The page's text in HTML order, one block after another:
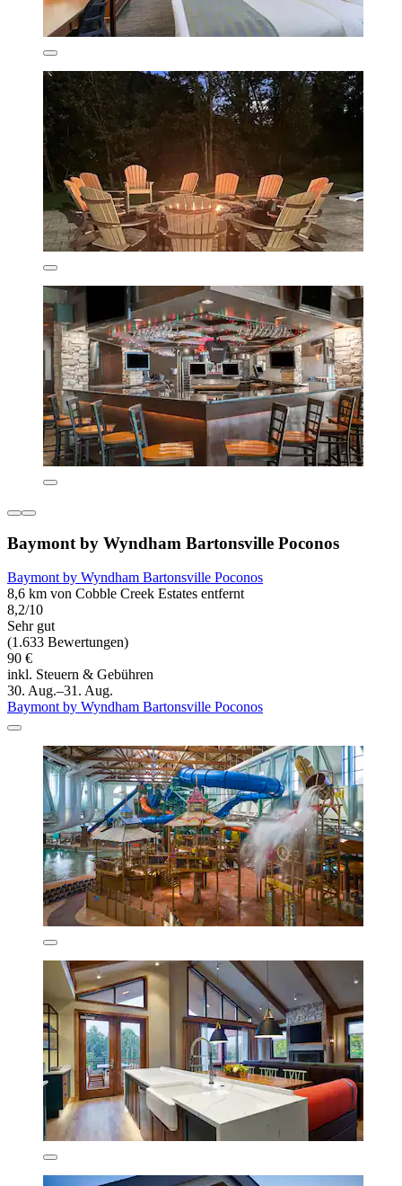
Baymont by Wyndham Bartonsville Poconos
Baymont by Wyndham Bartonsville Poconos
8,6 km von Cobble Creek Estates entfernt
8,2/10
Sehr gut
(1.633 Bewertungen)
90 €
inkl. Steuern & Gebühren
30. Aug.–31. Aug.
Baymont by Wyndham Bartonsville Poconos